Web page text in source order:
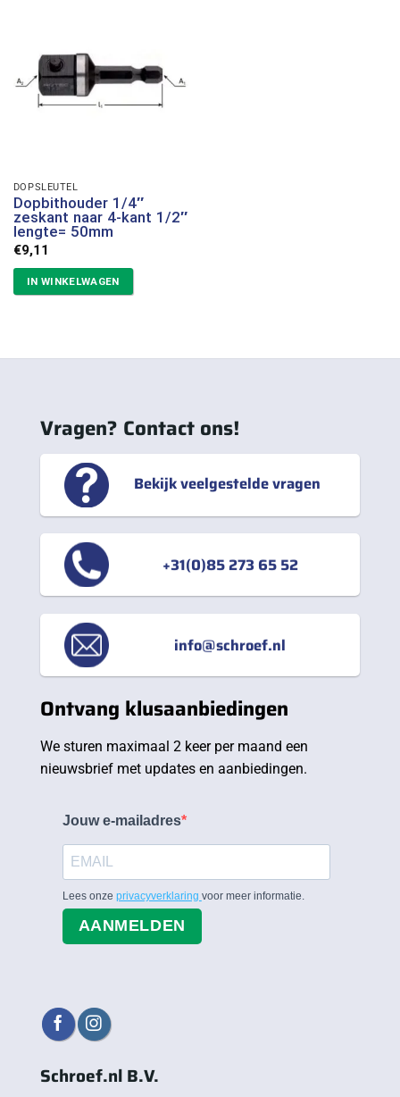
DOPSLEUTEL
Dopbithouder 1/4″
zeskant naar 4-kant 1/2″
lengte= 50mm
€9,11
IN WINKELWAGEN
Vragen? Contact ons!
Bekijk veelgestelde vragen
+31(0)85 273 65 52
info@schroef.nl
Ontvang klusaanbiedingen
We sturen maximaal 2 keer per maand een
nieuwsbrief met updates en aanbiedingen.
Jouw e-mailadres
Lees onze privacyverklaring voor meer informatie.
AANMELDEN
Schroef.nl B.V.